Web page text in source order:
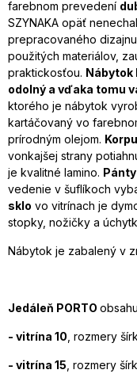
farebnom prevedení
SZYNAKA opäť
prepracovaného
použitých materiálov,
praktickosťou. Nábytok
odolný a vďaka tomu
ktorého je nábytok
kartáčovaný vo
prírodným olejom.
vonkajšej strany
je kvalitné lamino. Pánty
vedenie v šuflíkoch
sklo vo vitrínach je
stopky, nožičky a
Nábytok je zabalený v
Jedáleň PORTO
- vitrína 10 , rozmery
- vitrína 15 , rozmery